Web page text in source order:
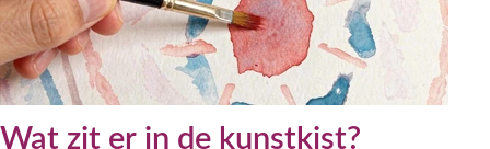
Wat zit er in de kunstkist?